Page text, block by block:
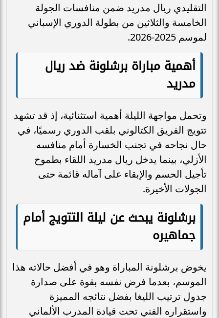
التقليدي ريال مدريد ضمن منافسات الجولة
الخامسة والثلاثين من بطولة الدوري الإسباني
لموسم 2025-2026.
أهمية مباراة برشلونة ضد ريال
مدريد
وتحمل مواجهة الليلة أهمية استثنائية، إذ قد تشهد
تتويج الفريق الكتالوني بلقب الدوري رسميًا، في
حال نجاحه في تجنب الخسارة أمام منافسه
الأزلي، بينما يدخل ريال مدريد اللقاء بطموح
تأجيل الحسم والإبقاء على آماله قائمة حتى
الجولات الأخيرة.
برشلونة يبحث عن ليلة التتويج أمام
جماهيره
يخوض برشلونة المباراة وهو في أفضل حالاته هذا
الموسم، بعدما فرض نفسه بقوة على صدارة
جدول ترتيب الليغا بفضل نتائجه المميزة
واستقراره الفني تحت قيادة المدرب الألماني